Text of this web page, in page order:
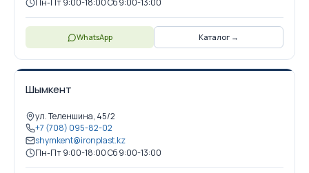
Пн-Пт 9:00-18:00 Сб 9:00-13:00
WhatsApp Каталог →
Шымкент
ул. Теленшина, 45/2
+7 (708) 095-82-02
shymkent@ironplast.kz
Пн-Пт 9:00-18:00 Сб 9:00-13:00